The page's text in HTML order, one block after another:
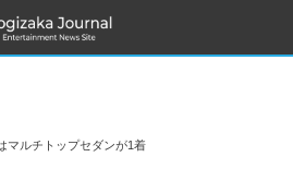
マルチトップセダンが1着